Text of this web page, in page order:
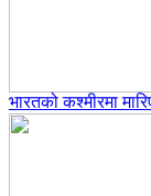
भारतको कश्मीरमा